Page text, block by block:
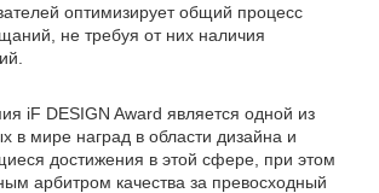
оптимизирует общий процесс
не требуя от них наличия
iF DESIGN Award является одной из
в мире наград в области дизайна и
достижения в этой сфере, при этом
арбитром качества за превосходный